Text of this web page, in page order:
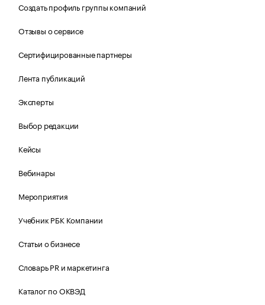
Создать профиль группы компаний
Отзывы о сервисе
Сертифицированные партнеры
Лента публикаций
Эксперты
Выбор редакции
Кейсы
Вебинары
Мероприятия
Учебник РБК Компании
Статьи о бизнесе
Словарь PR и маркетинга
Каталог по ОКВЭД